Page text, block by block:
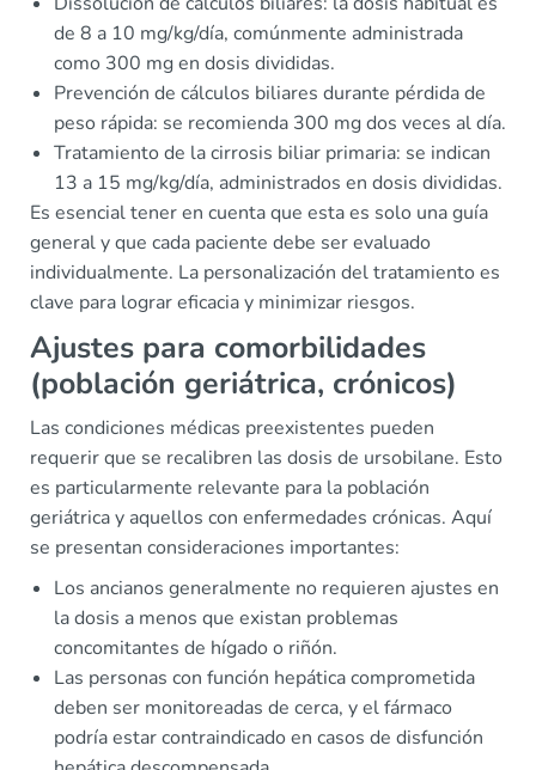
de 8 a 10 mg/kg/día, comúnmente administrada
como 300 mg en dosis divididas.
Prevención de cálculos biliares durante pérdida de
peso rápida: se recomienda 300 mg dos veces al día.
Tratamiento de la cirrosis biliar primaria: se indican
13 a 15 mg/kg/día, administrados en dosis divididas.
Es esencial tener en cuenta que esta es solo una guía
general y que cada paciente debe ser evaluado
individualmente. La personalización del tratamiento es
clave para lograr eficacia y minimizar riesgos.
Ajustes para comorbilidades
(población geriátrica, crónicos)
Las condiciones médicas preexistentes pueden
requerir que se recalibren las dosis de ursobilane. Esto
es particularmente relevante para la población
geriátrica y aquellos con enfermedades crónicas. Aquí
se presentan consideraciones importantes:
Los ancianos generalmente no requieren ajustes en
la dosis a menos que existan problemas
concomitantes de hígado o riñón.
Las personas con función hepática comprometida
deben ser monitoreadas de cerca, y el fármaco
podría estar contraindicado en casos de disfunción